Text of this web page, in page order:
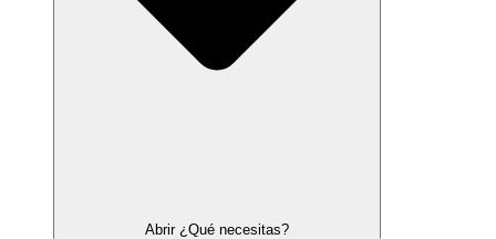
Abrir ¿Qué necesitas?